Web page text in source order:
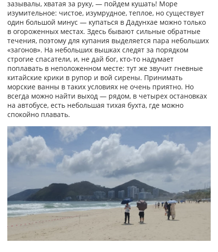
зазывалы, хватая за руку, — пойдем кушать! Море
изумительное: чистое, изумрудное, теплое, но существует
один большой минус — купаться в Дадунхае можно только
в огороженных местах. Здесь бывают сильные обратные
течения, поэтому для купания выделяется пара небольших
«загонов». На небольших вышках следят за порядком
строгие спасатели, и, не дай бог, кто-то надумает
поплавать в неположенном месте: тут же звучит гневные
китайские крики в рупор и вой сирены. Принимать
морские ванны в таких условиях не очень приятно. Но
всегда можно найти выход — рядом, в четырех остановках
на автобусе, есть небольшая тихая бухта, где можно
спокойно плавать.